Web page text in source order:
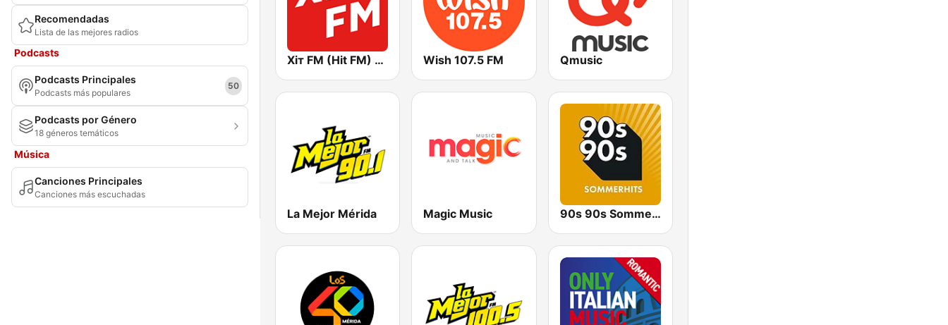
Recomendadas
Lista de las mejores radios
Podcasts
Podcasts Principales
Podcasts más populares
50
Podcasts por Género
18 géneros temáticos
Música
Canciones Principales
Canciones más escuchadas
Хіт FM (Hit FM) - Top Wish 107.5 FM Qmusic
La Mejor Mérida Magic Music 90s 90s Sommerhits